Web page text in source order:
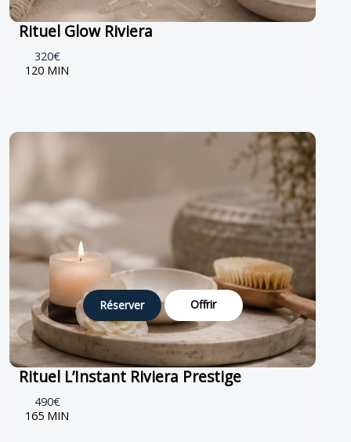
Rituel Glow Riviera
320€
120 MIN
Réserver Offrir
Rituel L’Instant Riviera Prestige
490€
165 MIN